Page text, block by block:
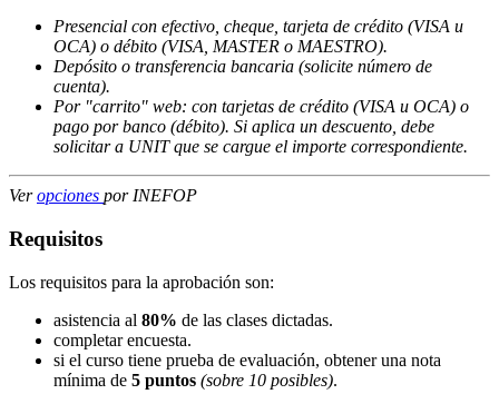
Presencial con efectivo, cheque, tarjeta de crédito (VISA u
OCA) o débito (VISA, MASTER o MAESTRO).
Depósito o transferencia bancaria (solicite número de
cuenta).
Por "carrito" web: con tarjetas de crédito (VISA u OCA) o
pago por banco (débito). Si aplica un descuento, debe
solicitar a UNIT que se cargue el importe correspondiente.
Veropciones por INEFOP
Requisitos
Los requisitos para la aprobación son:
asistencia al 80% de las clases dictadas.
completar encuesta.
si el curso tiene prueba de evaluación, obtener una nota
mínima de 5 puntos (sobre 10 posibles).